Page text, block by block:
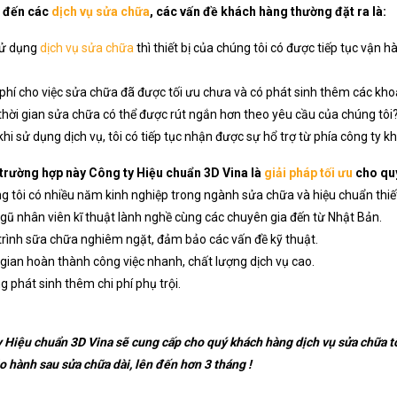
các dịch vụ sửa chữa, các vấn đề khách hàng thường đặt ra là:
dụng dịch vụ sửa chữa thì thiết bị của chúng tôi có được tiếp tục vận
cho việc sửa chữa đã được tối ưu chưa và có phát sinh thêm các
gian sửa chữa có thể được rút ngắn hơn theo yêu cầu của chúng
sử dụng dịch vụ, tôi có tiếp tục nhận được sự hổ trợ từ phía công ty
hợp này Công ty Hiệu chuẩn 3D Vina là giải pháp tối ưu cho
tôi có nhiều năm kinh nghiệp trong ngành sửa chữa và hiệu chuẩn
nhân viên kĩ thuật lành nghề cùng các chuyên gia đến từ Nhật Bản.
sữa chữa nghiêm ngặt, đảm bảo các vấn đề kỹ thuật.
hoàn thành công việc nhanh, chất lượng dịch vụ cao.
phát sinh thêm chi phí phụ trội.
Hiệu chuẩn 3D Vina sẽ cung cấp cho quý khách hàng dịch vụ sửa
hành sau sửa chữa dài, lên đến hơn 3 tháng !